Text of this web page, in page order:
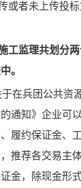
或者未上传投
工监理共划分
。
在兵团公共资
通知》企业可
履约保证金、
推荐各交易主
金，除现金形